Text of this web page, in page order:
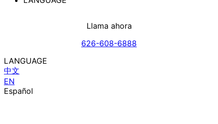
Llama ahora
626-608-6888
LANGUAGE
中文
EN
Español